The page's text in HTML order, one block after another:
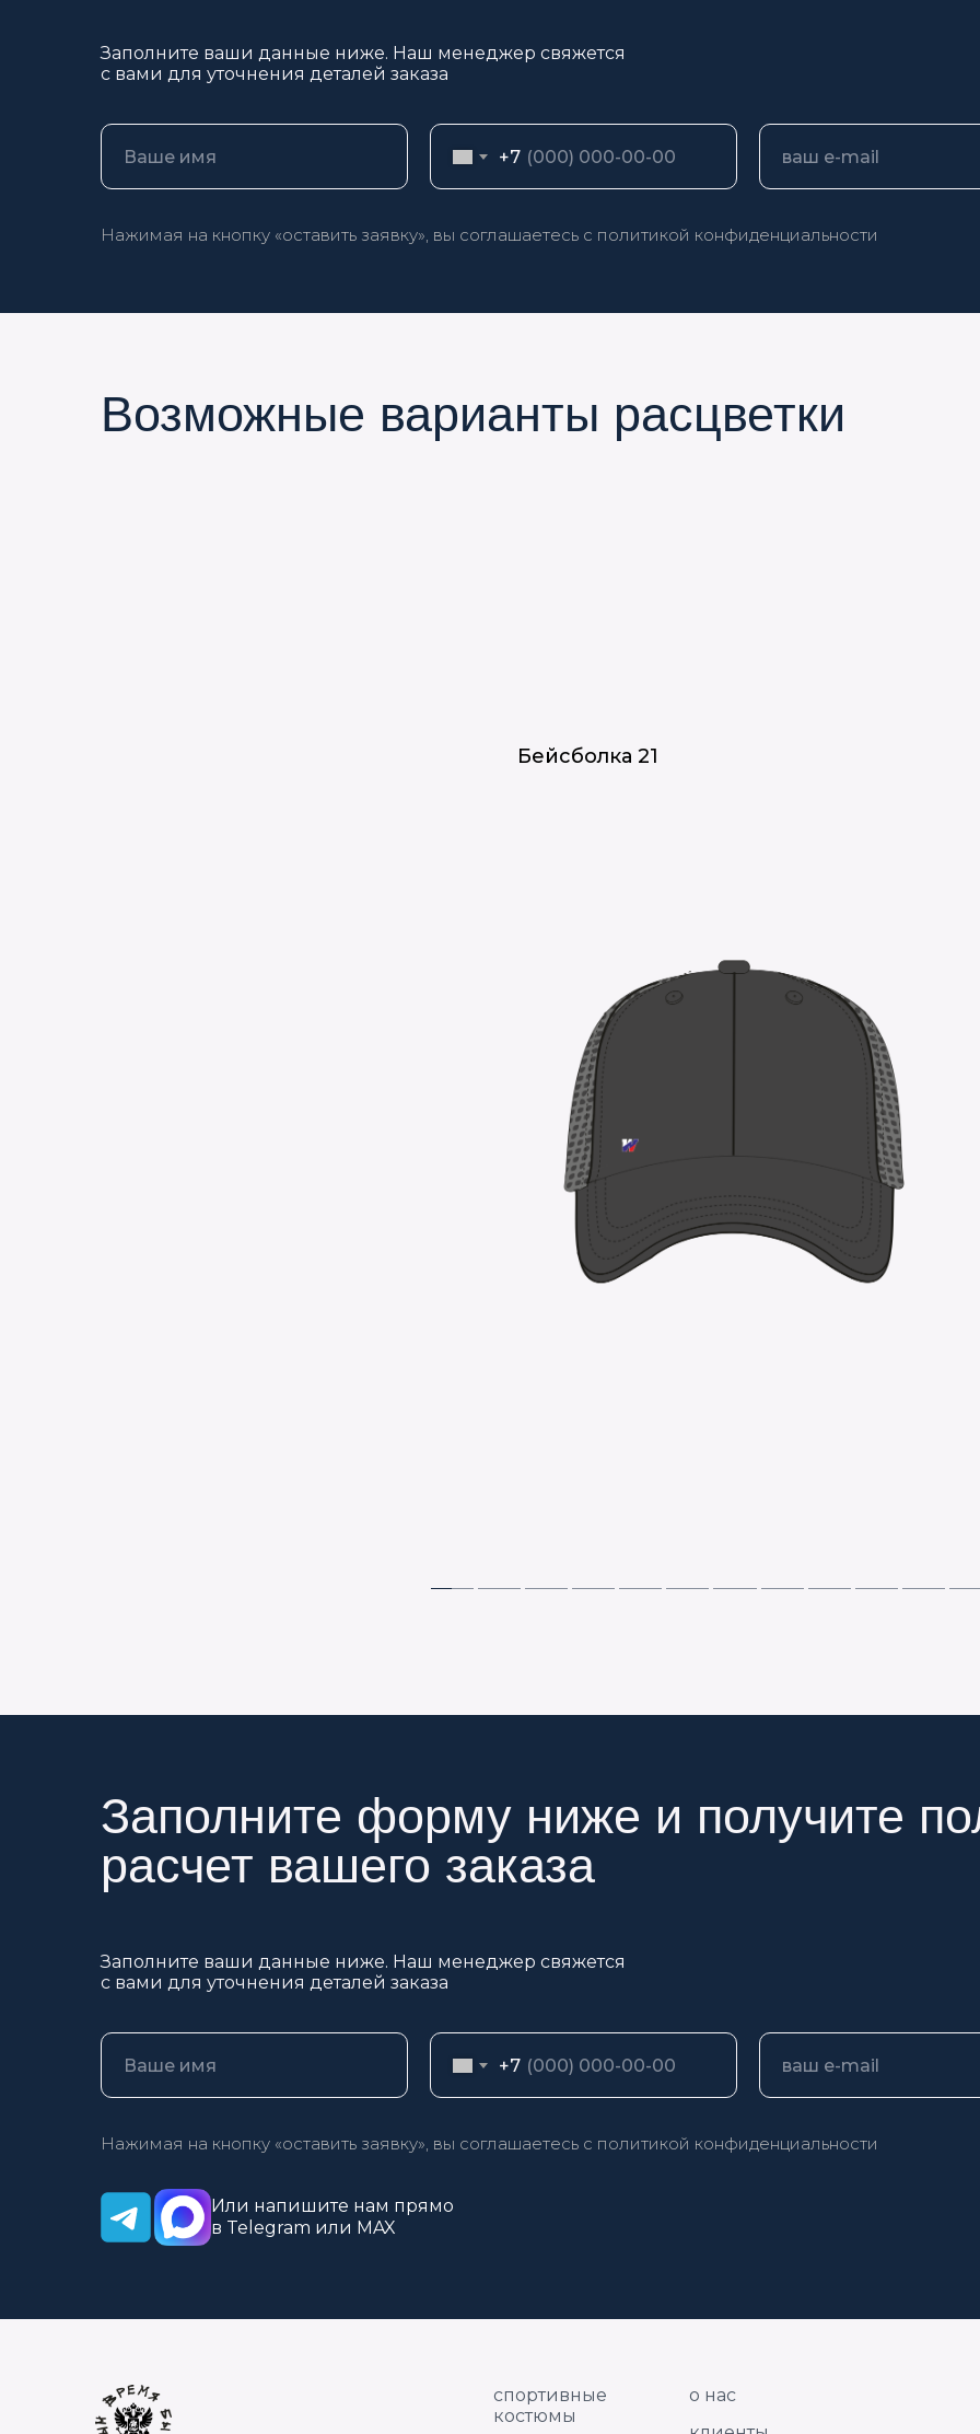
Заполните ваши данные ниже. Наш менеджер свяжется
с вами для уточнения деталей заказа
+7
Нажимая на кнопку «оставить заявку», вы соглашаетесь с политикой конфиденциальности
Возможные варианты расцветки
Бейсболка 21
Заполните форму ниже и получите
расчет вашего заказа
Заполните ваши данные ниже. Наш менеджер свяжется
с вами для уточнения деталей заказа
+7
Нажимая на кнопку «оставить заявку», вы соглашаетесь с политикой конфиденциальности
Или напишите нам прямо
в Telegram или MAX
спортивные
костюмы
о нас